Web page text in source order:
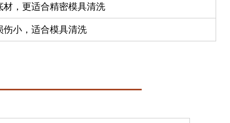
，更适合精密模具清洗
伤小，适合模具清洗